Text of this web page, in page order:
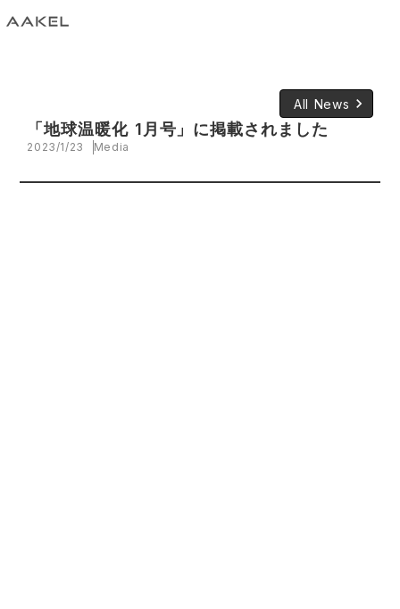
All News keyboard_arrow_right
「地球温暖化 1月号」に掲載されました
2023/1/23 Media